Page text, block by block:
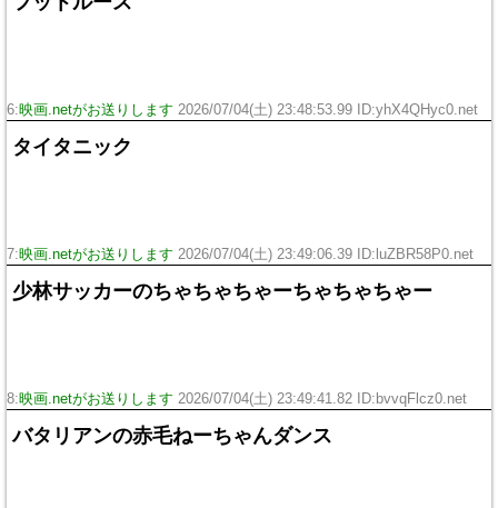
6:映画.netがお送りします 2026/07/04(土) 23:48:53.99 ID:yhX4QHyc0.net
タイタニック
7:映画.netがお送りします 2026/07/04(土) 23:49:06.39 ID:luZBR58P0.net
少林サッカーのちゃちゃちゃーちゃちゃちゃー
8:映画.netがお送りします 2026/07/04(土) 23:49:41.82 ID:bvvqFlcz0.net
バタリアンの赤毛ねーちゃんダンス